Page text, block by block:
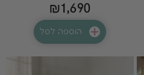
₪1,690
הוספה לסל